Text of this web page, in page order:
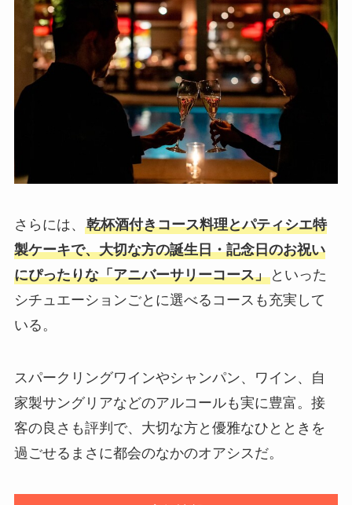
さらには、 乾杯酒付きコース料理とパティシエ特
製ケーキで、大切な方の誕生日・記念日のお祝い
にぴったりな「アニバーサリーコース」といった
シチュエーションごとに選べるコースも充実して
いる。
スパークリングワインやシャンパン、ワイン、自
家製サングリアなどのアルコールも実に豊富。接
客の良さも評判で、大切な方と優雅なひとときを
過ごせるまさに都会のなかのオアシスだ。